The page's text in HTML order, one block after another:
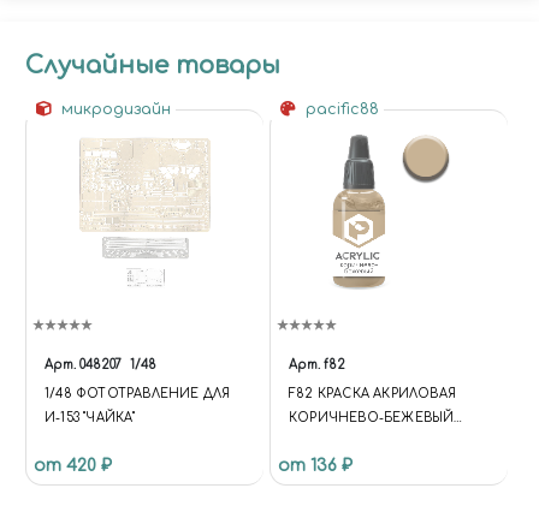
Случайные товары
микродизайн
Арт. 048207 1/48
1/48 ФОТОТРАВЛЕНИЕ ДЛЯ
И-153 "ЧАЙКА"
от 420 ₽
pacific88
Арт. f82
F82 КРАСКА АКРИЛОВАЯ
КОРИЧНЕВО-БЕЖЕВЫЙ
МЛ.
от 136 ₽